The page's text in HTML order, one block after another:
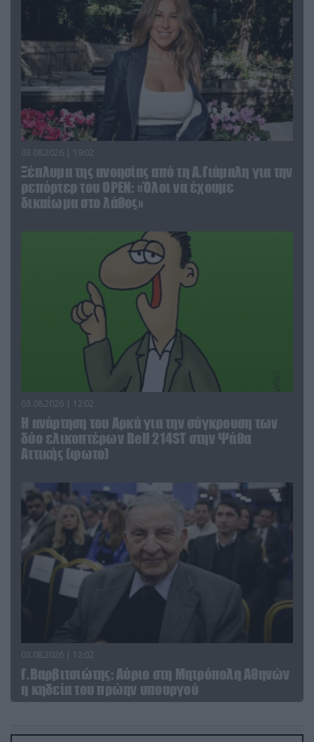
03.08.2026 | 19:02
Ξέπλυμα της ανοησίας από τη Α.Γιάμαλη για την
ρεπόρτερ του ΟΡΕΝ: «Όλοι να έχουμε
δικαίωμα στο λάθος»
03.08.2026 | 12:02
Η ανάρτηση του Αρκά για την σύγκρουση των
δύο ελικοπτέρων Bell 214ST στην Ψάθα
Αττικής (φωτο)
03.08.2026 | 12:02
Γ.Βαρβιτσιώτης: Aύριο στη Μητρόπολη Αθηνών
η κηδεία του πρώην υπουργού